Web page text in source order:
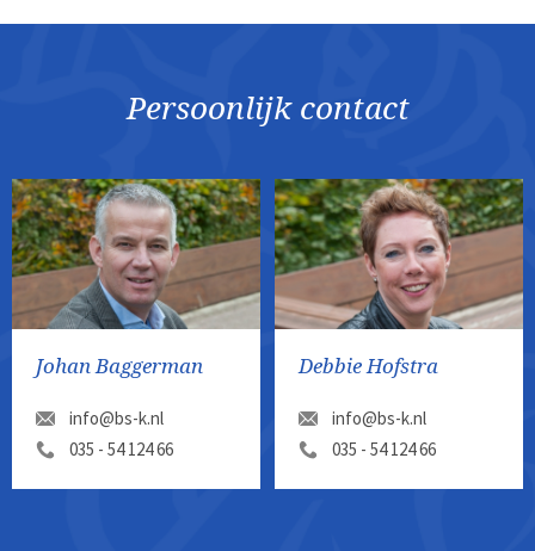
Persoonlijk contact
Johan Baggerman
info@bs-k.nl
035 - 54 124 66
Debbie Hofstra
info@bs-k.nl
035 - 54 124 66